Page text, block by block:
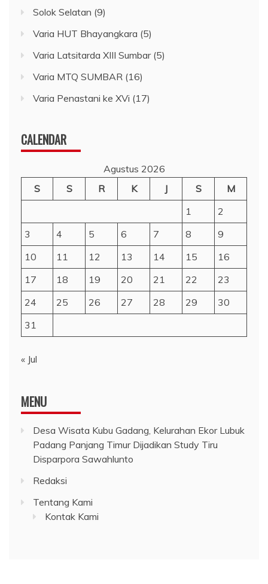
Solok Selatan (9)
Varia HUT Bhayangkara (5)
Varia Latsitarda XIII Sumbar(5)
Varia MTQ SUMBAR (16)
Varia Penastani ke XVi (17)
CALENDAR
Agustus 2026
S
S R K J S
M
1
2
3
4 5 6 7 8
9
10
11 12 13 14 15
16
17
18 19 20 21 22
23
24
25 26 27 28 29
30
31
« Jul
MENU
Desa Wisata Kubu Gadang, Kelurahan Ekor Lubuk
Padang Panjang Timur Dijadikan Study Tiru
Disparpora Sawahlunto
Redaksi
Tentang Kami
Kontak Kami